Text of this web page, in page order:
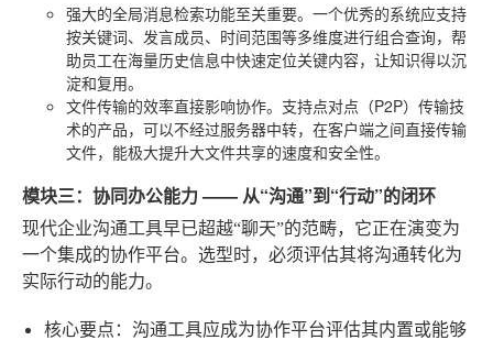
强大的全局消息检索功能至关重要。一个优秀的系统应支持
按关键词、发言成员、时间范围等多维度进行组合查询，帮
助员工在海量历史信息中快速定位关键内容，让知识得以沉
淀和复用。
文件传输的效率直接影响协作。支持点对点（P2P）传输技
术的产品，可以不经过服务器中转，在客户端之间直接传输
文件，能极大提升大文件共享的速度和安全性。
模块三：协同办公能力 —— 从“沟通”到“行动”的闭环
现代企业沟通工具早已超越“聊天”的范畴，它正在演变为
一个集成的协作平台。选型时，必须评估其将沟通转化为
实际行动的能力。
核心要点：沟通工具应成为协作平台评估其内置或能够